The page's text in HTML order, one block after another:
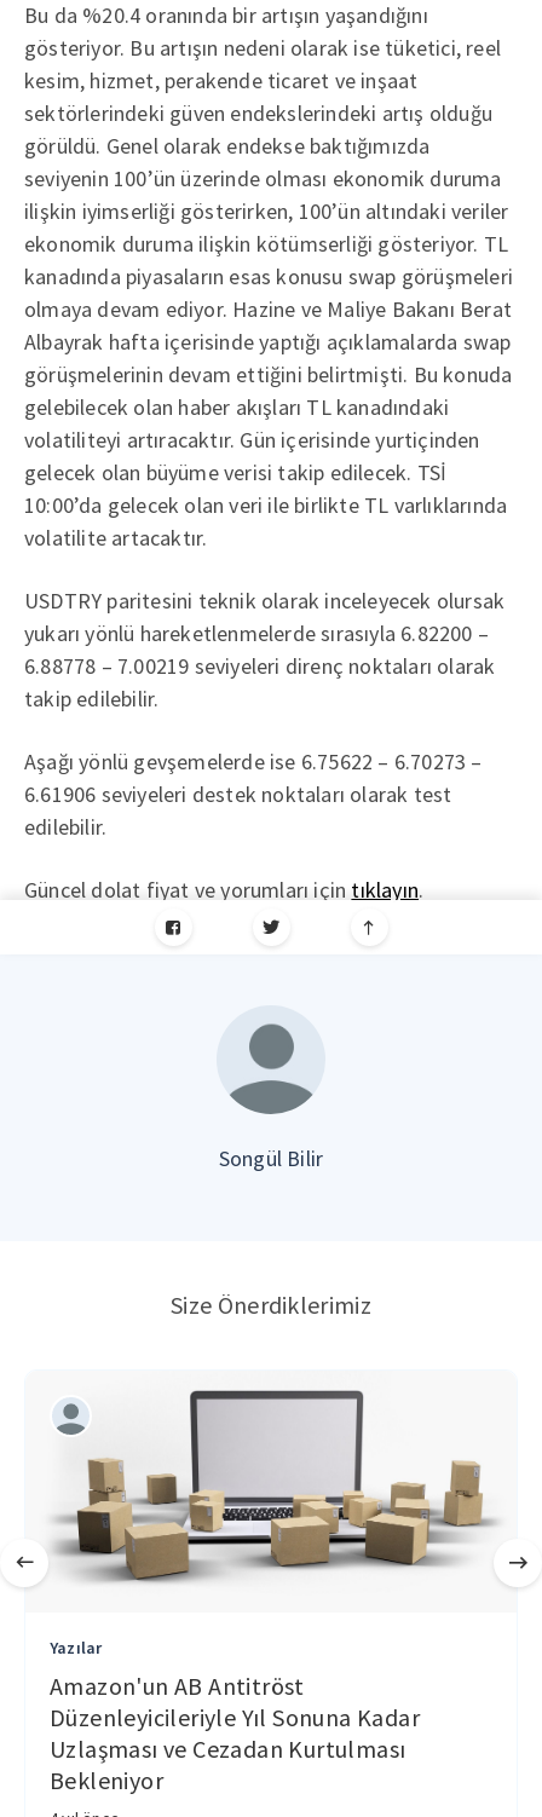
Bu da %20.4 oranında bir artışın yaşandığını
gösteriyor. Bu artışın nedeni olarak ise tüketici, reel
kesim, hizmet, perakende ticaret ve inşaat
sektörlerindeki güven endekslerindeki artış olduğu
görüldü. Genel olarak endekse baktığımızda
seviyenin 100’ün üzerinde olması ekonomik duruma
ilişkin iyimserliği gösterirken, 100’ün altındaki veriler
ekonomik duruma ilişkin kötümserliği gösteriyor. TL
kanadında piyasaların esas konusu swap görüşmeleri
olmaya devam ediyor. Hazine ve Maliye Bakanı Berat
Albayrak hafta içerisinde yaptığı açıklamalarda swap
görüşmelerinin devam ettiğini belirtmişti. Bu konuda
gelebilecek olan haber akışları TL kanadındaki
volatiliteyi artıracaktır. Gün içerisinde yurtiçinden
gelecek olan büyüme verisi takip edilecek. TSİ
10:00’da gelecek olan veri ile birlikte TL varlıklarında
volatilite artacaktır.
USDTRY paritesini teknik olarak inceleyecek olursak
yukarı yönlü hareketlenmelerde sırasıyla 6.82200 –
6.88778 – 7.00219 seviyeleri direnç noktaları olarak
takip edilebilir.
Aşağı yönlü gevşemelerde ise 6.75622 – 6.70273 –
6.61906 seviyeleri destek noktaları olarak test
edilebilir.
Güncel dolat fiyat ve yorumları için tıklayın.
Songül Bilir
Size Önerdiklerimiz
Yazılar
Amazon'un AB Antitröst
Düzenleyicileriyle Yıl Sonuna Kadar
Uzlaşması ve Cezadan Kurtulması
Bekleniyor